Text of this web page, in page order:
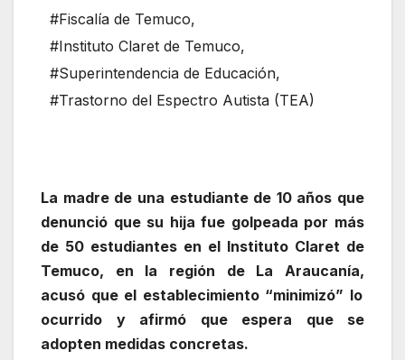
#Fiscalía de Temuco,
#Instituto Claret de Temuco,
#Superintendencia de Educación,
#Trastorno del Espectro Autista (TEA)
La madre de una estudiante de 10 años que
denunció que su hija fue golpeada por más
de 50 estudiantes en el Instituto Claret de
Temuco, en la región de La Araucanía,
acusó que el establecimiento “minimizó” lo
ocurrido y afirmó que espera que se
adopten medidas concretas.